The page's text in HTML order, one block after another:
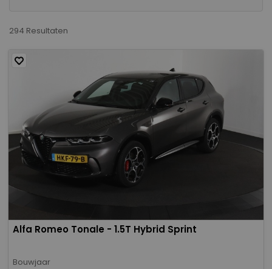
294 Resultaten
Alfa Romeo Tonale - 1.5T Hybrid Sprint
Bouwjaar